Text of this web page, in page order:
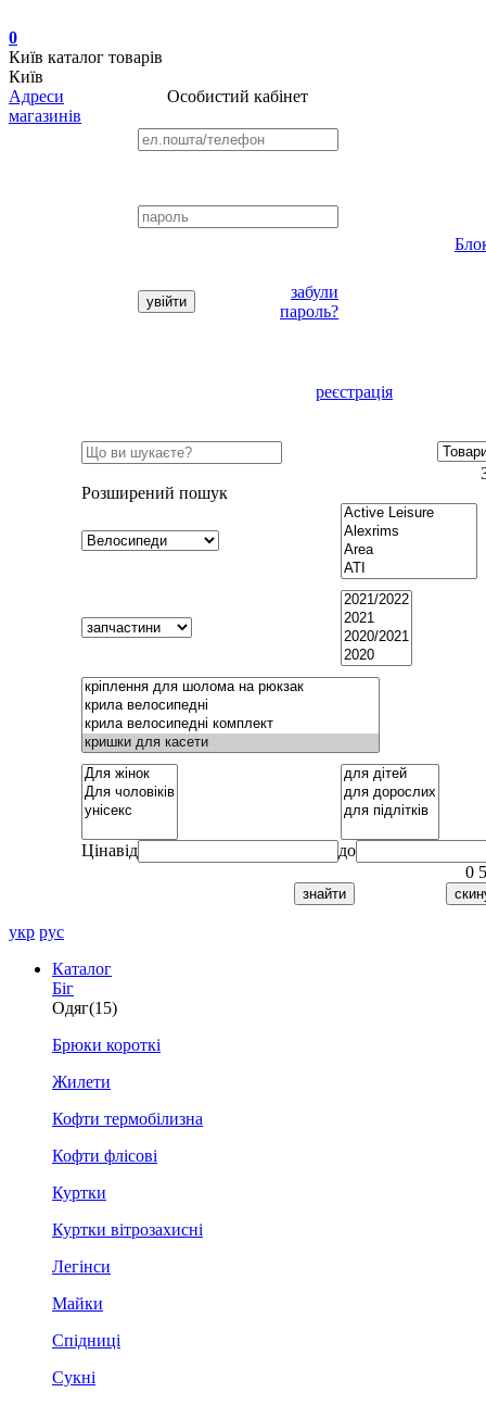
0
Київ каталог товарів
Київ
Адреси
магазинів
Особистий кабінет
забули
пароль?
реєстрація
Розширений пошук
Цінавід
до
0
укр рус
Каталог
Біг
Одяг(15)
Брюки короткі
Жилети
Кофти термобілизна
Кофти флісові
Куртки
Куртки вітрозахисні
Легінси
Майки
Спідниці
Сукні